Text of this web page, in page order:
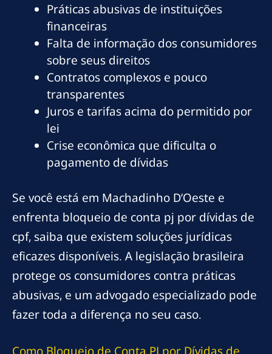
Práticas abusivas de instituições
financeiras
Falta de informação dos consumidores
sobre seus direitos
Contratos complexos e pouco
transparentes
Juros e tarifas acima do permitido por
lei
Crise econômica que dificulta o
pagamento de dívidas
Se você está em Machadinho D’Oeste e
enfrenta bloqueio de conta pj por dívidas de
cpf, saiba que existem soluções jurídicas
eficazes disponíveis. A legislação brasileira
protege os consumidores contra práticas
abusivas, e um advogado especializado pode
fazer toda a diferença no seu caso.